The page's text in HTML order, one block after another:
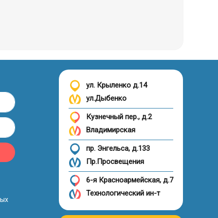
ул. Крыленко д.14
ул.Дыбенко
Кузнечный пер., д.2
Владимирская
пр. Энгельса, д.133
Пр.Просвещения
6-я Красноармейская, д.7
Технологический ин-т